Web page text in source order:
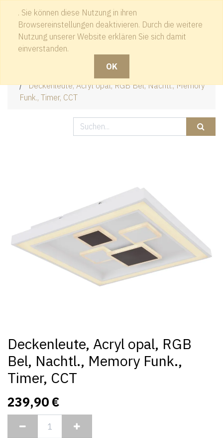
. Sie können diese Nutzung in ihren
Browsereinstellungen deaktivieren. Durch die weitere
Nutzung unserer Website erklären Sie sich damit
einverstanden.
OK
Kontakt
Deckenleute, Acryl opal, RGB Bel, Nachtl., Memory
Funk., Timer, CCT
Deckenleute, Acryl opal, RGB
Bel, Nachtl., Memory Funk.,
Timer, CCT
239,90 €